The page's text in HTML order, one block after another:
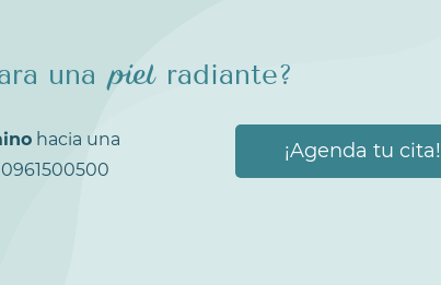
una piel radiante?
hacia una
0961500500
¡Agenda tu cita!